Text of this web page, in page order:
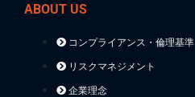
ABOUT US
コンプライアンス・倫理基準
リスクマネジメント
企業理念